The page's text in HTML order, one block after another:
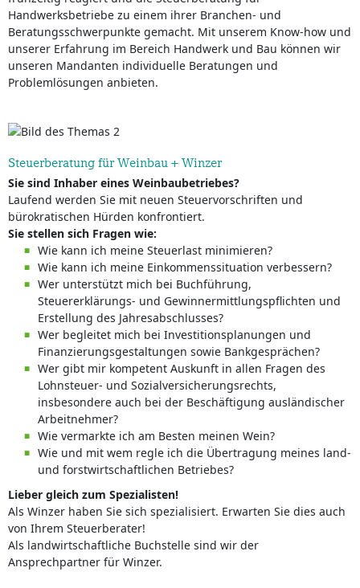
Handwerksbetriebe zu einem ihrer Branchen- und
Beratungsschwerpunkte gemacht. Mit unserem Know-how und
unserer Erfahrung im Bereich Handwerk und Bau können wir
unseren Mandanten individuelle Beratungen und
Problemlösungen anbieten.
Steuerberatung für Weinbau + Winzer
Sie sind Inhaber eines Weinbaubetriebes?
Laufend werden Sie mit neuen Steuervorschriften und
bürokratischen Hürden konfrontiert.
Sie stellen sich Fragen wie:
Wie kann ich meine Steuerlast minimieren?
Wie kann ich meine Einkommenssituation verbessern?
Wer unterstützt mich bei Buchführung,
Steuererklärungs- und Gewinnermittlungspflichten und
Erstellung des Jahresabschlusses?
Wer begleitet mich bei Investitionsplanungen und
Finanzierungsgestaltungen sowie Bankgesprächen?
Wer gibt mir kompetent Auskunft in allen Fragen des
Lohnsteuer- und Sozialversicherungsrechts,
insbesondere auch bei der Beschäftigung ausländischer
Arbeitnehmer?
Wie vermarkte ich am Besten meinen Wein?
Wie und mit wem regle ich die Übertragung meines land-
und forstwirtschaftlichen Betriebes?
Lieber gleich zum Spezialisten!
Als Winzer haben Sie sich spezialisiert. Erwarten Sie dies auch
von Ihrem Steuerberater!
Als landwirtschaftliche Buchstelle sind wir der
Ansprechpartner für Winzer.